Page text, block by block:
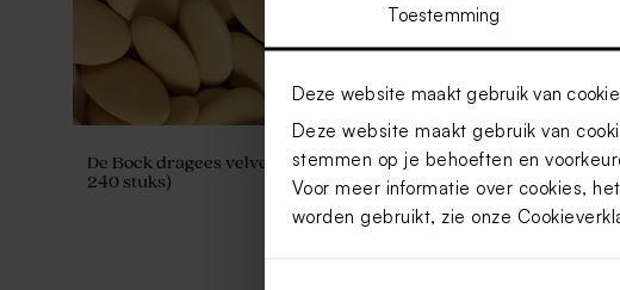
Toestemming
Deze website maakt gebruik van
Deze website maakt gebruik van
stemmen op je behoeften en
Voor meer informatie over cookies,
worden gebruikt, zie onze
De Bock dragees velvet yellow 1kg (±
240 stuks)
De Bock lentilles XS
(± 500 stuks)